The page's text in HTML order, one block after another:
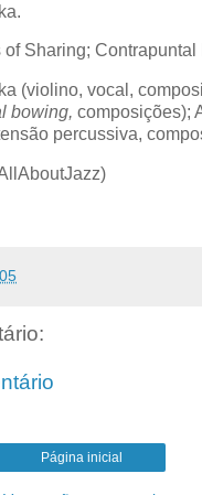
Sharing; Contrapuntal
(violino, vocal,
bowing, composições);
percussiva,
Página inicial